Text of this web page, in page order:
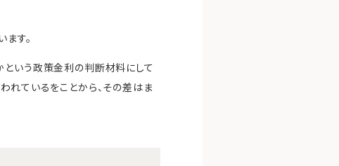
す。
という政策金利の判断材料にして
れているをことから、その差はま